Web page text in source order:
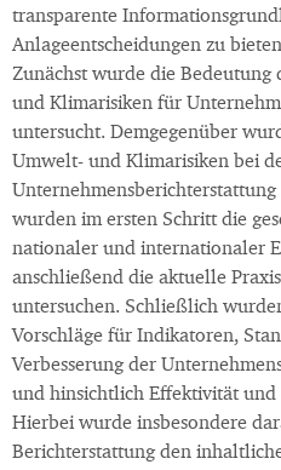
transparente
Anlageentscheidungen zu
Zunächst wurde die
und Klimarisiken für
untersucht. Demgegenüber
Umwelt- und Klimarisiken bei
wurden im ersten Schritt die
nationaler und internationaler
anschließend die aktuelle
untersuchen. Schließlich
Vorschläge für Indikatoren,
Verbesserung der
und hinsichtlich Effektivität und
Hierbei wurde insbesondere
Berichterstattung den